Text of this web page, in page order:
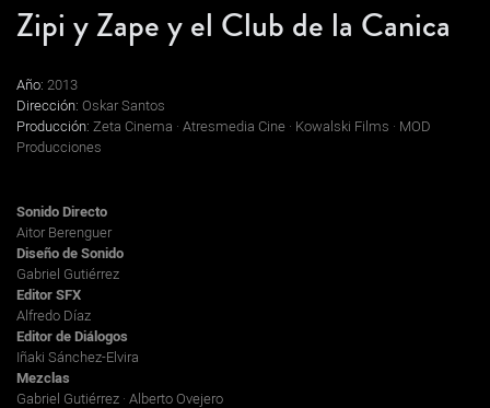
Zipi y Zape y el Club de la Canica
Año: 2013
Dirección: Oskar Santos
Producción: Zeta Cinema · Atresmedia Cine · Kowalski Films · MOD
Producciones
Sonido Directo
Aitor Berenguer
Diseño de Sonido
Gabriel Gutiérrez
Editor SFX
Alfredo Díaz
Editor de Diálogos
Iñaki Sánchez-Elvira
Mezclas
Gabriel Gutiérrez · Alberto Ovejero